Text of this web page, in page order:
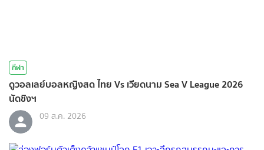
กีฬา
ดูวอลเลย์บอลหญิงสด ไทย Vs เวียดนาม Sea V League 2026
นัดชิงฯ
09 ส.ค. 2026